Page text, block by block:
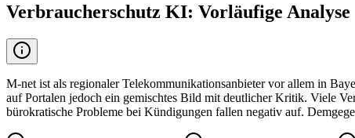
Verbraucherschutz KI: Vorläufige Analyse
M-net ist als regionaler Telekommunikationsanbieter vor allem in
auf Portalen jedoch ein gemischtes Bild mit deutlicher Kritik. Viele
bürokratische Probleme bei Kündigungen fallen negativ auf.